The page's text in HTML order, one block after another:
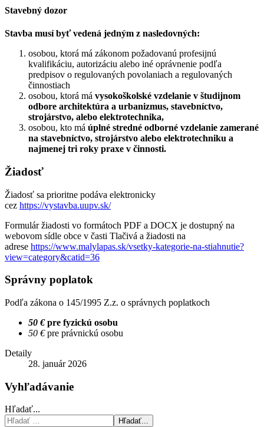
Stavebný dozor
Stavba musí byť vedená jedným z nasledovných:
osobou, ktorá má zákonom požadovanú profesijnú
kvalifikáciu, autorizáciu alebo iné oprávnenie podľa
predpisov o regulovaných povolaniach a regulovaných
činnostiach
osobou, ktorá má vysokoškolské vzdelanie v študijnom
odbore architektúra a urbanizmus, stavebníctvo,
strojárstvo, alebo elektrotechnika,
osobou, kto má úplné stredné odborné vzdelanie zamerané
na stavebníctvo, strojárstvo alebo elektrotechniku a
najmenej tri roky praxe v činnosti.
Žiadosť
Žiadosť sa prioritne podáva elektronicky
cez https://vystavba.uupv.sk/
Formulár žiadosti vo formátoch PDF a DOCX je dostupný na
webovom sídle obce v časti Tlačivá a žiadosti na
adrese https://www.malylapas.sk/vsetky-kategorie-na-stiahnutie?
view=category&catid=36
Správny poplatok
Podľa zákona o 145/1995 Z.z. o správnych poplatkoch
50 €pre fyzickú osobu
50 €pre právnickú osobu
Detaily
28. január 2026
Vyhľadávanie
Hľadať...
Hľadať...